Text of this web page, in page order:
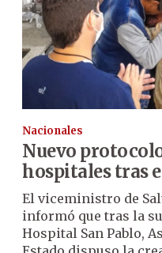
Nacionales
Nuevo
hospitales tras
El viceministro de
informó que tras la
Hospital San Pablo,